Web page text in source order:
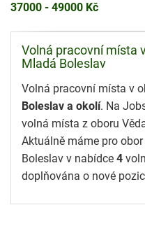
37000 - 49000 Kč
Volná pracovní místa
Mladá Boleslav
Volná pracovní místa v
Boleslav a okolí. Na
volná místa z oboru
Aktuálně máme pro
Boleslav v nabídce 4
doplňována o nové